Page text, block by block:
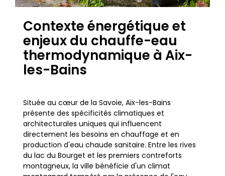
Contexte énergétique et
enjeux du chauffe-eau
thermodynamique à Aix-
les-Bains
Située au cœur de la Savoie, Aix-les-Bains
présente des spécificités climatiques et
architecturales uniques qui influencent
directement les besoins en chauffage et en
production d'eau chaude sanitaire. Entre les rives
du lac du Bourget et les premiers contreforts
montagneux, la ville bénéficie d'un climat